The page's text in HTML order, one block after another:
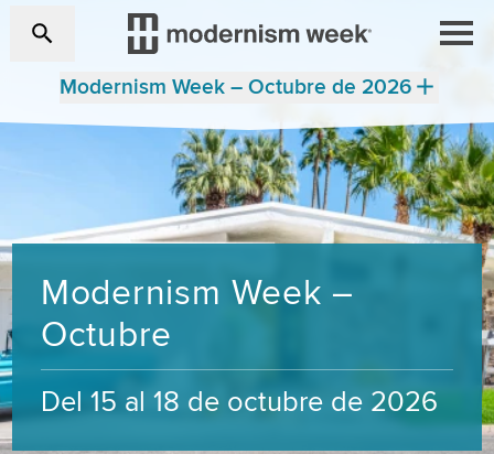
Modernism Week – Octubre de 2026
Modernism Week –
Octubre
Del 15 al 18 de octubre de 2026